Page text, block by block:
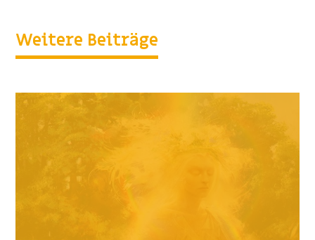
Weitere Beiträge